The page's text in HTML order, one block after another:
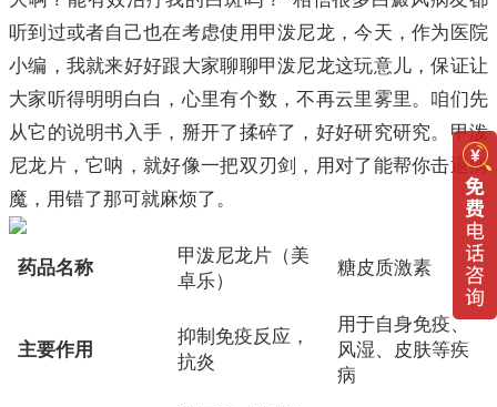
听到过或者自己也在考虑使用甲泼尼龙，今天，作为医院
小编，我就来好好跟大家聊聊甲泼尼龙这玩意儿，保证让
大家听得明明白白，心里有个数，不再云里雾里。咱们先
从它的说明书入手，掰开了揉碎了，好好研究研究。甲泼
尼龙片，它呐，就好像一把双刃剑，用对了能帮你击退病
魔，用错了那可就麻烦了。
药品名称
甲泼尼龙片（美
卓乐）
糖皮质激素
主要作用
抑制免疫反应，
抗炎
用于自身免疫、
风湿、皮肤等疾
病